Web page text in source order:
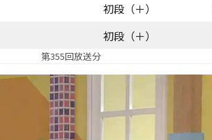
初段（＋）
初段（＋）
第355回放送分